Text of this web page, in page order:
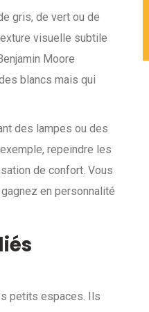
gris, de vert ou de
visuelle subtile
Moore
blancs mais qui
des lampes ou des
repeindre les
de confort. Vous
en personnalité
petits espaces. Ils